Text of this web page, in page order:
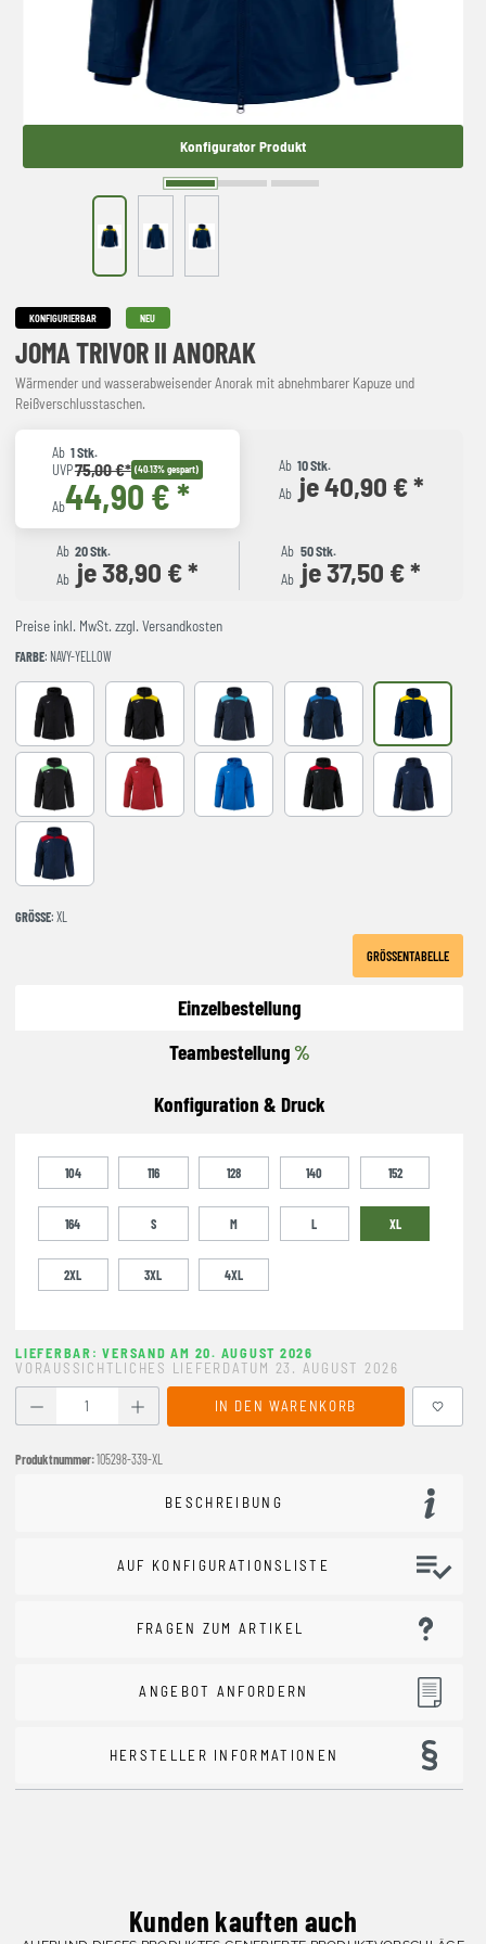
Konfigurator Produkt
KONFIGURIERBAR NEU
JOMA TRIVOR II ANORAK
Wärmender und wasserabweisender Anorak mit abnehmbarer Kapuze und
Reißverschlusstaschen.
Ab 1 Stk.
UVP75,00 €* (40.13% gespart)
Ab44,90 € *
Ab 10 Stk.
Ab je 40,90 € *
Ab 20 Stk.
Ab je 38,90 € *
Ab 50 Stk.
Ab je 37,50 € *
Preise inkl. MwSt. zzgl. Versandkosten
FARBE: NAVY-YELLOW
BLACK BLACK-YELLOW DARK NAVY TURQUESANAVY-ROYAL NAVY-
NEGRO-VERDE FLUOR
RED royal BLACK-RED NAVY
NAVY-RED
GRÖSSE : XL
GRÖSSENTABELLE
Einzelbestellung
Teambestellung %
Konfiguration & Druck
104 116 128 140 152
164 S M L XL
2XL 3XL 4XL
LIEFERBAR: VERSAND AM 20. AUGUST 2026
VORAUSSICHTLICHES LIEFERDATUM 23. AUGUST 2026
Produkt Anzahl: Gib den gewünschten Wert ein oder
IN DEN WARENKORB
Produktnummer:105298-339-XL
BESCHREIBUNG
AUF KONFIGURATIONSLISTE
FRAGEN ZUM ARTIKEL
ANGEBOT ANFORDERN
HERSTELLER INFORMATIONEN
Kunden kauften auch